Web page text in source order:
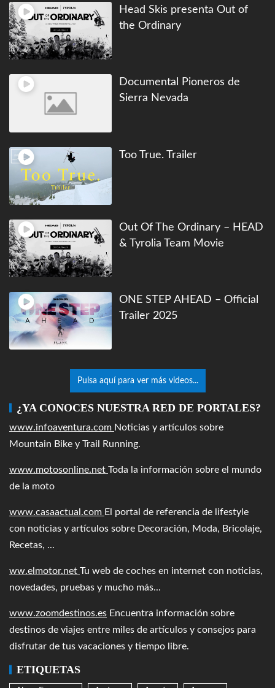
Head Skis presenta Out of
the Ordinary
Documental Pioneros de
Sierra Nevada
Too True. Trailer
Out Of The Ordinary – HEAD
& Tyrolia Team Movie
ONE STEP AHEAD – Official
Trailer 2025
Pulsa aquí para ver más videos...
¿YA CONOCES NUESTRA RED DE PORTALES?
www.infoaventura.com Noticias y artículos sobre
Mountain Bike y Trail Running.
www.motosonline.net Toda la información sobre el mundo
de la moto
www.casaactual.com El portal de referencia de lifestyle
con noticias y artículos sobre Decoración, Moda, Bricolaje,
Recetas, ...
ww.elmotor.net Tu web de coches en internet con noticias,
novedades, pruebas y mucho más...
www.zoomdestinos.es Encuentra información sobre
destinos de viajes entre miles de artículos y consejos para
disfrutar de tus vacaciones y tiempo libre.
ETIQUETAS